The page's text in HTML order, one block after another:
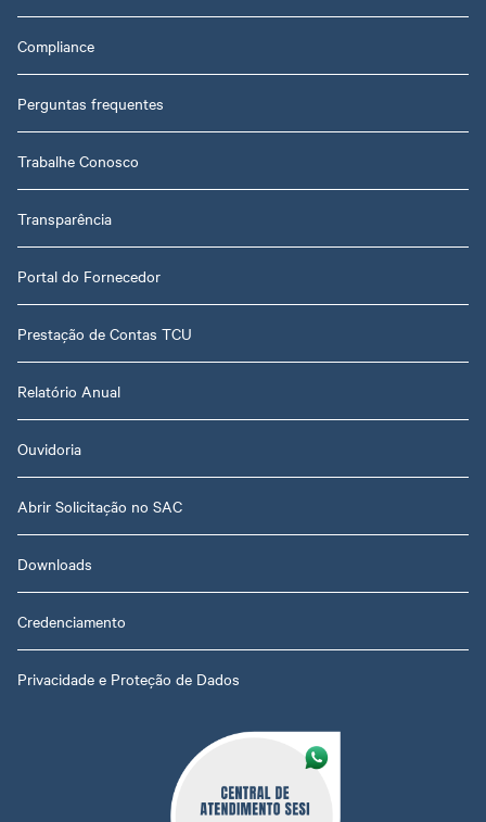
Compliance
Perguntas frequentes
Trabalhe Conosco
Transparência
Portal do Fornecedor
Prestação de Contas TCU
Relatório Anual
Ouvidoria
Abrir Solicitação no SAC
Downloads
Credenciamento
Privacidade e Proteção de Dados